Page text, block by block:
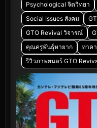
Psychological จิตวิทยา
Social Issues สังคม
GTO Revival วิจารณ์
คุณครูพันธุ์หายาก
ทาค
รีวิวภาพยนตร์ GTO